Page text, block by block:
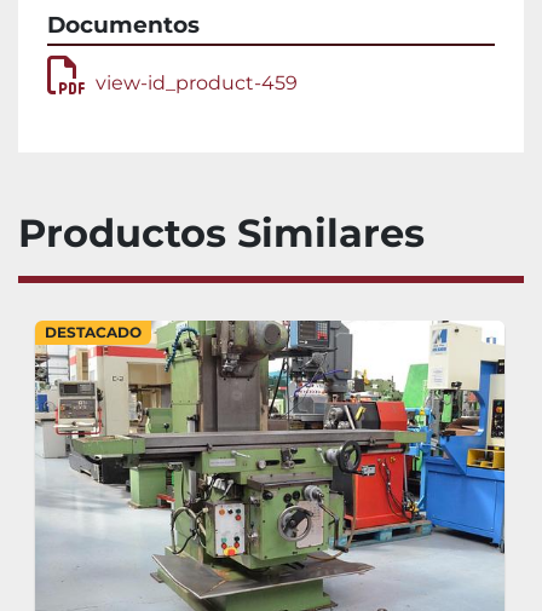
Documentos
view-id_product-459
Productos Similares
DESTACADO